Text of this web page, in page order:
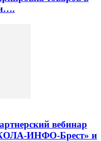
вебинар
ИНФО-Брест» и